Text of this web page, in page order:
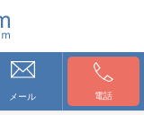
メール 電話